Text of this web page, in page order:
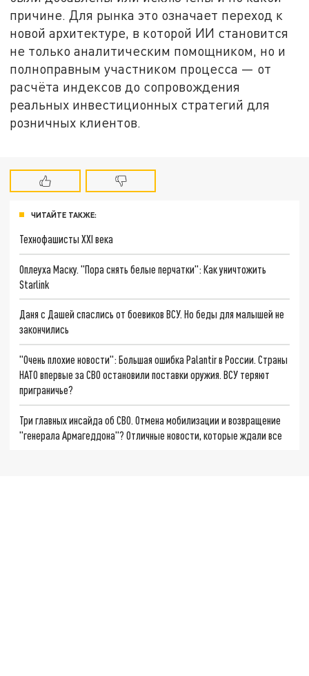
причине. Для рынка это означает переход к
новой архитектуре, в которой ИИ становится
не только аналитическим помощником, но и
полноправным участником процесса — от
расчёта индексов до сопровождения
реальных инвестиционных стратегий для
розничных клиентов.
ЧИТАЙТЕ ТАКЖЕ:
Технофашисты XXI века
Оплеуха Маску. "Пора снять белые перчатки": Как уничтожить
Starlink
Даня с Дашей спаслись от боевиков ВСУ. Но беды для малышей не
закончились
"Очень плохие новости": Большая ошибка Palantir в России. Страны
НАТО впервые за СВО остановили поставки оружия. ВСУ теряют
приграничье?
Три главных инсайда об СВО. Отмена мобилизации и возвращение
"генерала Армагеддона"? Отличные новости, которые ждали все